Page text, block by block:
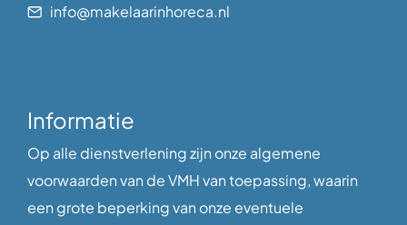
info@makelaarinhoreca.nl
Informatie
Op alle dienstverlening zijn onze algemene
voorwaarden van de VMH van toepassing, waarin
een grote beperking van onze eventuele